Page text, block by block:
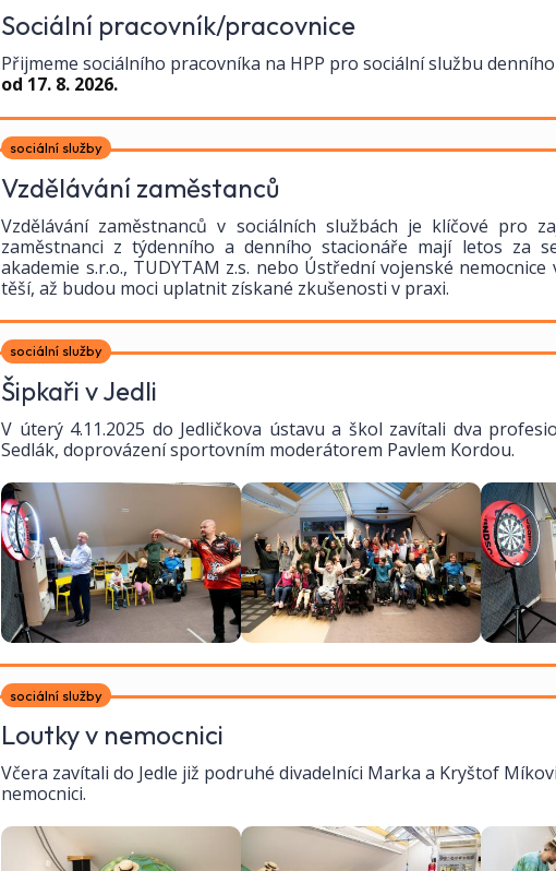
Sociální pracovník/pracovnice
Přijmeme sociálního pracovníka na HPP pro sociální službu
od 17. 8. 2026.
sociální služby
Vzdělávání zaměstanců
Vzdělávání zaměstnanců v sociálních službách je klíčové pro
zaměstnanci z týdenního a denního stacionáře mají letos za
akademie s.r.o., TUDYTAM z.s. nebo Ústřední vojenské
těší, až budou moci uplatnit získané zkušenosti v praxi.
sociální služby
Šipkaři v Jedli
V úterý 4.11.2025 do Jedličkova ústavu a škol zavítali dva
Sedlák, doprovázení sportovním moderátorem Pavlem Kordou.
sociální služby
Loutky v nemocnici
Včera zavítali do Jedle již podruhé divadelníci Marka a Kryštof
nemocnici.